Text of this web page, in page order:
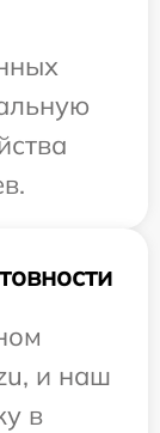
и наш
в